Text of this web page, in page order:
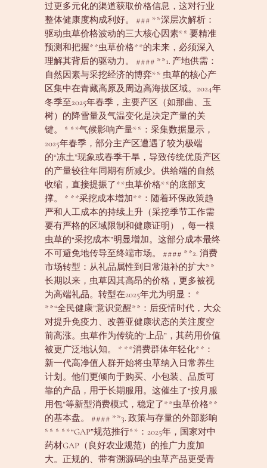
过更多元化的渠道获取价格信息，这对行业
整体健康度构成利好。 ### **深层次解析：
驱动虫草价格波动的三大核心因素** 要精准
预测和把握**虫草价格**的未来，必须深入
理解其背后的驱动力。 #### **1. 产地供需：
自然因素与采挖经济的博弈** 虫草的核心产
区集中在青藏高原及周边高海拔区域。2024年
冬季至2025年春季，主要产区（如那曲、玉
树）的降雪量及气温变化是决定产量的关
键。 * **气候影响产量**：采集数据显示，
2025年春季，部分主产区遭遇了较为极端
的“冻土”现象或春季干旱，导致传统优质产区
的产量较往年同期有所减少。供给端的自然
收缩，直接提振了**虫草价格**的底部支
撑。 * **采挖成本增加**：随着环保政策趋
严和人工成本的持续上升（采挖季节工作需
要有严格的区域限制和健康证明），每一根
虫草的“采挖成本”明显增加。这部分成本最终
不可避免地传导至终端市场。 #### **2. 消费
市场转型：从礼品属性到日常滋补的扩大**
长期以来，虫草因其高昂的价格，更多被视
为高端礼品。转型在2025年尤为明显： *
**“全民健康”意识觉醒**：后疫情时代，大众
对提升免疫力、改善亚健康状态的关注度空
前高涨。虫草作为传统的“上品”，其药用价值
被更广泛地认知。 * **消费群体年轻化**：
新一代高净值人群开始将虫草纳入日常养生
计划。他们更倾向于购买、小包装、品质可
靠的产品，用于长期服用。这催生了“按月服
用包”等新型消费模式，稳定了**虫草价格**
的基本盘。 #### **3. 政策与存量的外部影响
** * **“GAP”规范推行**：2025年，国家对中
药材GAP（良好农业规范）的推广力度加
大。正规的、带有溯源码的虫草产品更受青